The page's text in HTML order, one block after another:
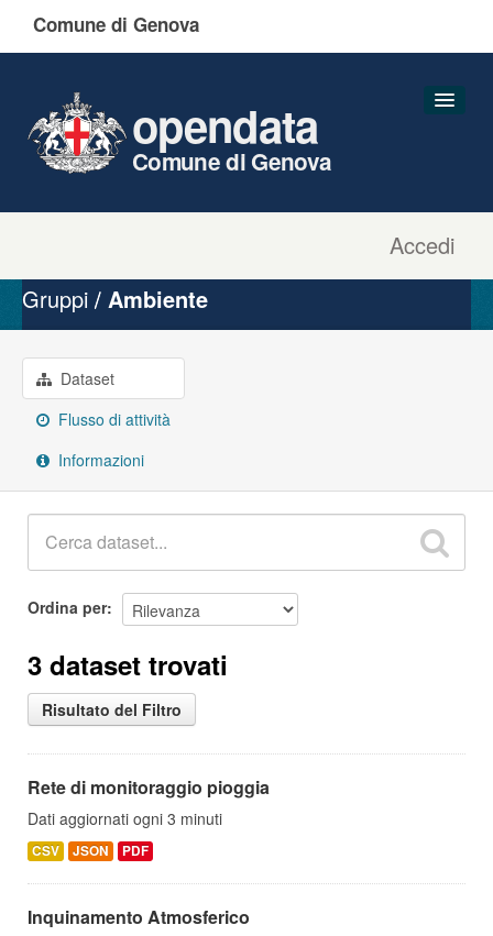
Comune di Genova
Accedi
opendata
Comune di Genova
Organizzazioni
Gruppi
Informazioni
Gruppi Ambiente
Dataset
Flusso di attività
Informazioni
Ordina per
3 dataset trovati
Risultato del Filtro
Rete di monitoraggio pioggia
Dati aggiornati ogni 3 minuti
CSV JSON PDF
Inquinamento Atmosferico